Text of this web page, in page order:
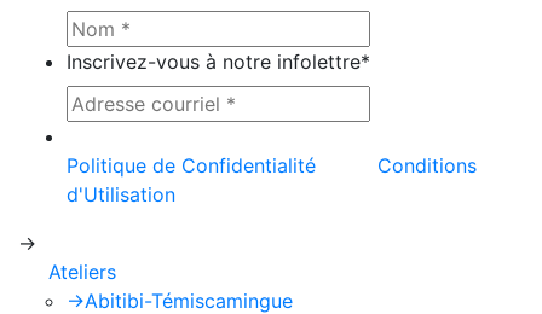
Inscrivez-vous à notre infolettre*
Politique de Confidentialité
Conditions
d'Utilisation
->
Ateliers
->Abitibi-Témiscamingue